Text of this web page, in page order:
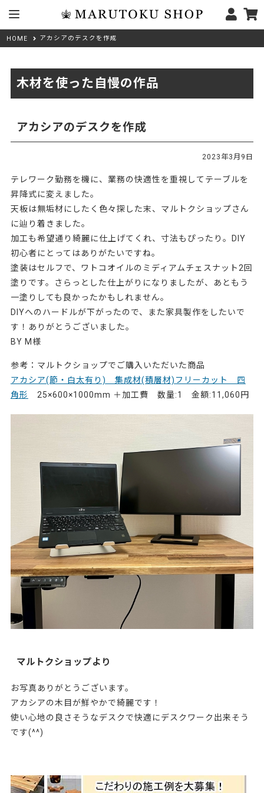
HOME アカシアのデスクを作成
木材を使った自慢の作品
アカシアのデスクを作成
2023年3月9日
テレワーク勤務を機に、業務の快適性を重視してテーブルを
昇降式に変えました。
天板は無垢材にしたく色々探した末、マルトクショップさん
に辿り着きました。
加工も希望通り綺麗に仕上げてくれ、寸法もぴったり。DIY
初心者にとってはありがたいですね。
塗装はセルフで、ワトコオイルのミディアムチェスナット2回
塗りです。さらっとした仕上がりになりましたが、あともう
一塗りしても良かったかもしれません。
DIYへのハードルが下がったので、また家具製作をしたいで
す！ありがとうございました。
BY M様
参考：マルトクショップでご購入いただいた商品
アカシア(節・白太有り) 集成材(積層材)フリーカット 四
角形
25×600×1000mm ＋加工費 数量:1 金額:11,060円
マルトクショップより
お写真ありがとうございます。
アカシアの木目が鮮やかで綺麗です！
使い心地の良さそうなデスクで快適にデスクワーク出来そう
です(^^)